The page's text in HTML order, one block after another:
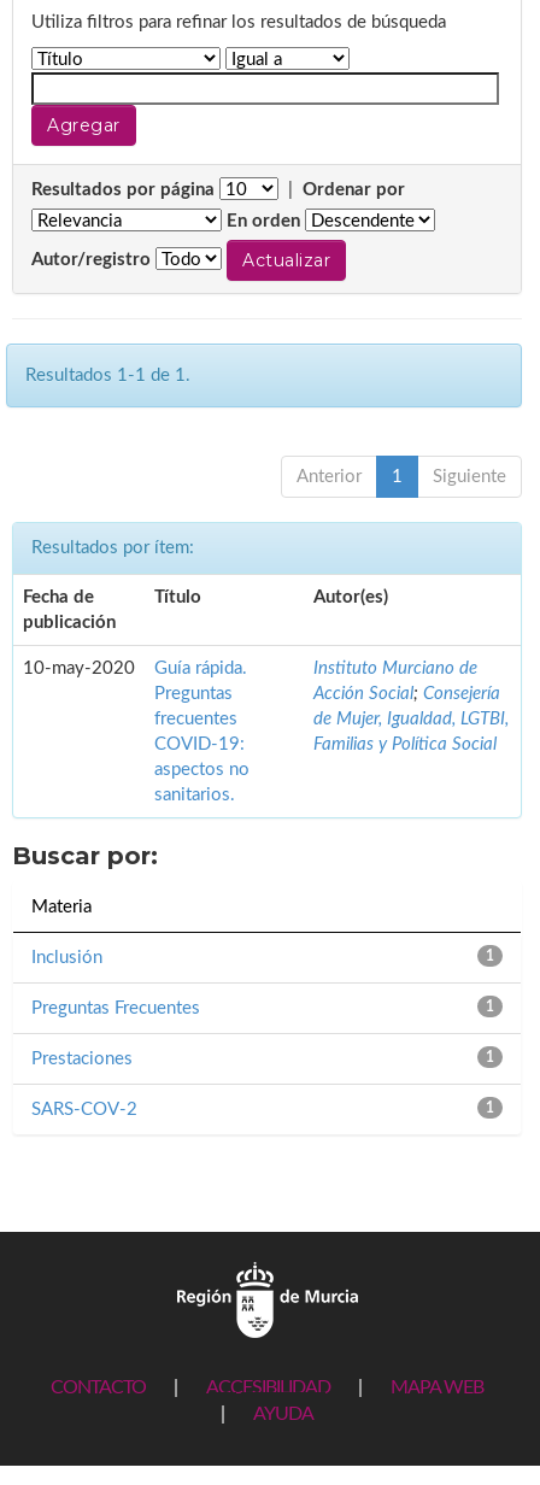
Utiliza filtros para refinar los resultados de búsqueda
Resultados por página
Ordenar por
En orden
Autor/registro
Resultados 1-1 de 1.
Anterior 1 Siguiente
Resultados por ítem:
Fecha de
publicación
Título Autor(es)
10-may-2020
Guía rápida.
Preguntas
frecuentes
COVID-19:
aspectos no
sanitarios.
Instituto Murciano de
Acción Social; Consejería
de Mujer, Igualdad, LGTBI,
Familias y Política Social
Buscar por:
Materia
1
Inclusión
1
Preguntas Frecuentes
1
Prestaciones
1
SARS-COV-2
CONTACTO ACCESIBILIDAD
MAPA WEB
AYUDA